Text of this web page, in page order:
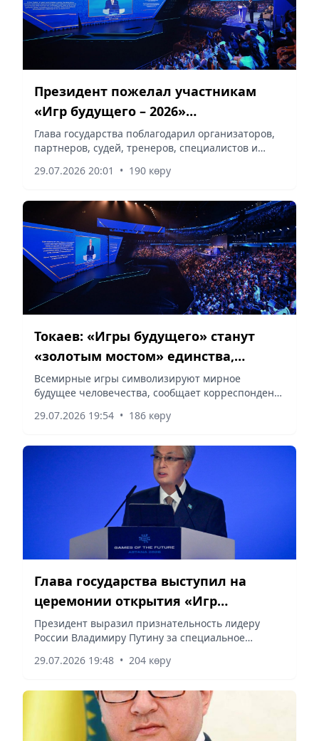
Президент пожелал участникам
«Игр будущего – 2026»
бескомпромиссных состязаний
Глава государства поблагодарил организаторов,
партнеров, судей, тренеров, специалистов и
сообщает корреспондент vapress.kz.
29.07.2026 20:01 • 190 көру
Токаев: «Игры будущего» станут
«золотым мостом» единства,
дружбы и солидарности
Всемирные игры символизируют мирное
будущее человечества, сообщает корреспондент
29.07.2026 19:54 • 186 көру
Глава государства выступил на
церемонии открытия «Игр
будущего – 2026»
Президент выразил признательность лидеру
России Владимиру Путину за специальное
Казахстана, сообщает корреспондент vapress.kz.
29.07.2026 19:48 • 204 көру